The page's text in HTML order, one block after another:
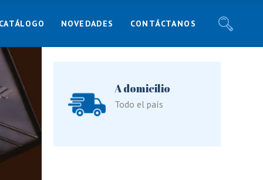
CATÁLOGO NOVEDADES
Recetas
Blog
CONTÁCTANOS
Responsabilidad Social
A domicilio
Todo el país